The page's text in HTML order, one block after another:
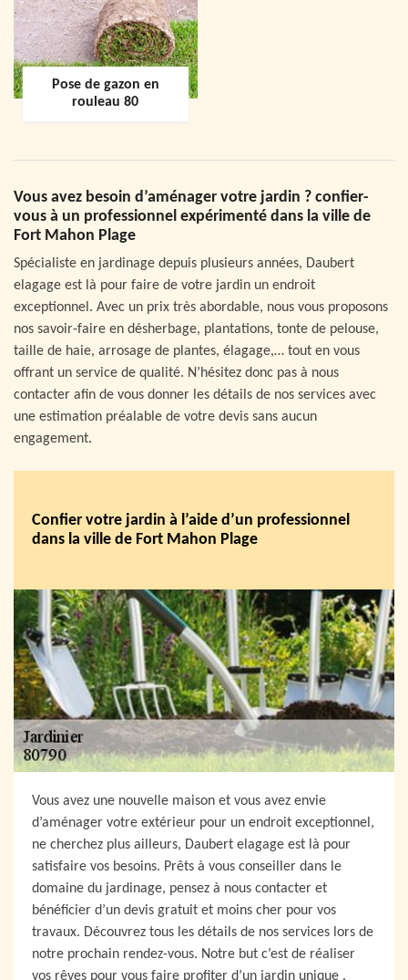
Pose de gazon en
rouleau 80
Vous avez besoin d’aménager votre jardin ? confier-
vous à un professionnel expérimenté dans la ville de
Fort Mahon Plage
Spécialiste en jardinage depuis plusieurs années, Daubert
elagage est là pour faire de votre jardin un endroit
exceptionnel. Avec un prix très abordable, nous vous proposons
nos savoir-faire en désherbage, plantations, tonte de pelouse,
taille de haie, arrosage de plantes, élagage,… tout en vous
offrant un service de qualité. N’hésitez donc pas à nous
contacter afin de vous donner les détails de nos services avec
une estimation préalable de votre devis sans aucun
engagement.
Confier votre jardin à l’aide d’un professionnel
dans la ville de Fort Mahon Plage
Vous avez une nouvelle maison et vous avez envie
d’aménager votre extérieur pour un endroit exceptionnel,
ne cherchez plus ailleurs, Daubert elagage est là pour
satisfaire vos besoins. Prêts à vous conseiller dans le
domaine du jardinage, pensez à nous contacter et
bénéficier d’un devis gratuit et moins cher pour vos
travaux. Découvrez tous les détails de nos services lors de
notre prochain rendez-vous. Notre but c’est de réaliser
vos rêves pour vous faire profiter d’un jardin unique .